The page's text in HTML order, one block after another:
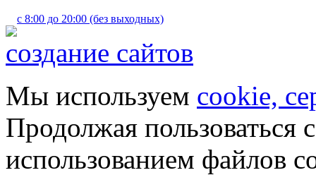
с 8:00 до 20:00 (без выходных)
создание сайтов
Мы используем cookie,
Продолжая пользоваться
использованием файлов